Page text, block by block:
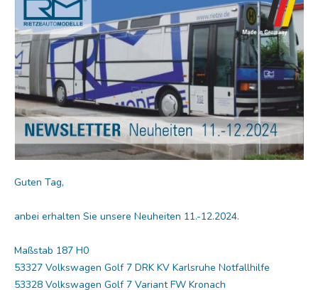
Guten Tag,
anbei erhalten Sie unsere Neuheiten 11.-12.2024.
Maßstab 187 H0
53327 Volkswagen Golf 7 DRK KV Karlsruhe Notfallhilfe
53328 Volkswagen Golf 7 Variant FW Kronach